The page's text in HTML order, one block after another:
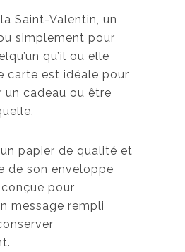
,
5
0
$
à
5
0
$
Saint-Valentin, un
simplement pour
qu’il ou elle
carte est idéale pour
un cadeau ou être
papier de qualité et
de son enveloppe
pour
message rempli